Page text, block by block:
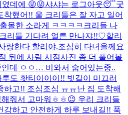
였데에 😜😜샤샤는 로그아웃😴굿
착했어!! 울 크리들은 잘 자고 일어
몰한 소라게 ㅋㅋㅋㅋ 크리들 나
리들 기다려 얼른 만나쟈!!♡할리
랑한다 할리야.조심히 다녀올께요
뒤에 사람 시점사진 좀 더 풀어볼
인데 ㅇㅇ… 비와서 숨어있는중..
루도 홧티이이이!! 빗길이 미끄러
하고!! 조심조심 ㅠㅠ난 집 도착해
줘서 고마워ㅎㅎ😉 우리 크리들
강하고 안전하게 하루 보내길!! 푹